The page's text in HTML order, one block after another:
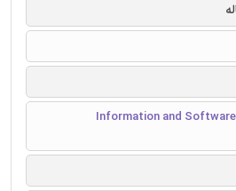
فناوری اطلاعات و نرم افزار - Information and Software